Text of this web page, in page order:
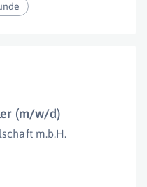
(m/w/d)
m.b.H.